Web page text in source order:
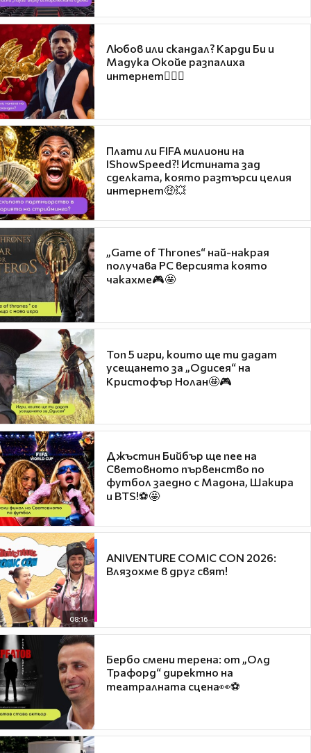
Любов или скандал? Карди Би и
Мадука Окойе разпалиха
интернет❤️‍🔥🔥
Плати ли FIFA милиони на
IShowSpeed?! Истината зад
сделката, която разтърси целия
интернет🤑💥
„Game of Thrones“ най-накрая
получава PC версията която
чакахме🎮🤩
Топ 5 игри, които ще ти дадат
усещането за „Одисея“ на
Кристофър Нолан🤩🎮
Джъстин Бийбър ще пее на
Световното първенство по
футбол заедно с Мадона, Шакира
и BTS!⚽🤩
08:16
ANIVENTURE COMIC CON 2026:
Влязохме в друг свят!
Бербо смени терена: от „Олд
Трафорд“ директно на
театралната сцена👀⚽